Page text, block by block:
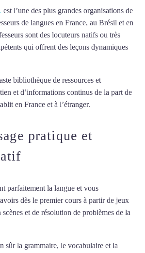
est l’une des plus grandes organisations de
de langues en France, au Brésil et en
sont des locuteurs natifs ou très
qui offrent des leçons dynamiques
bibliothèque de ressources et
et d’informations continus de la part de
en France et à l’étranger.
pratique et
parfaitement la langue et vous
dès le premier cours à partir de jeux
scènes et de résolution de problèmes de la
sûr la grammaire, le vocabulaire et la